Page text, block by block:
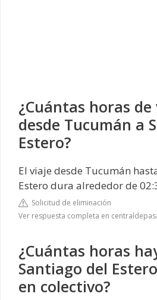
¿Cuántas horas
desde Tucumán a
Estero?
El viaje desde Tucumán
Estero dura alrededor de
Solicitud de eliminación
Ver respuesta completa en
¿Cuántas horas
Santiago del
en colectivo?